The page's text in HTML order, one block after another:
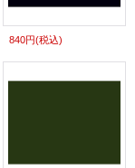
840円(税込)